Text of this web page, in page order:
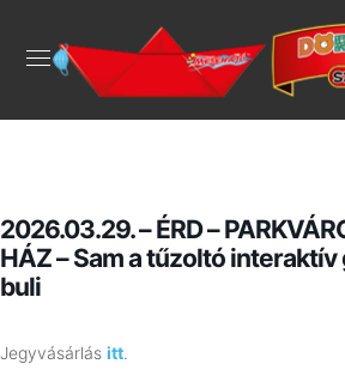
2026.03.29. – ÉRD –
HÁZ – Sam a tűzoltó
buli
Jegyvásárlás itt.